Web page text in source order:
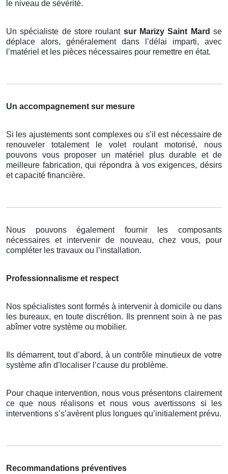
le niveau de sévérité.
Un spécialiste de store roulant sur Marizy Saint Mardse
déplace alors, généralement dans l’délai imparti, avec
l’matériel et les pièces nécessaires pour remettre en état.
Un accompagnement sur mesure
Si les ajustements sont complexes ou s’il est nécessaire de
renouveler totalement le volet roulant motorisé, nous
pouvons vous proposer un matériel plus durable et de
meilleure fabrication, qui répondra à vos exigences, désirs
et capacité financière.
Nous pouvons également fournir les composants
nécessaires et intervenir de nouveau, chez vous, pour
compléter les travaux ou l’installation.
Professionnalisme et respect
Nos spécialistes sont formés à intervenir à domicile ou dans
les bureaux, en toute discrétion. Ils prennent soin à ne pas
abîmer votre système ou mobilier.
Ils démarrent, tout d’abord, à un contrôle minutieux de votre
système afin d’localiser l’cause du problème.
Pour chaque intervention, nous vous présentons clairement
ce que nous réalisons et nous vous avertissons si les
interventions s’s’avèrent plus longues qu’initialement prévu.
Recommandations préventives